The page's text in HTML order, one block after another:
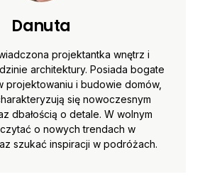
Danuta
projektantka wnętrz i
architektury. Posiada bogate
projektowaniu i budowie domów,
się nowoczesnym
dbałością o detale. W wolnym
o nowych trendach w
szukać inspiracji w podróżach.